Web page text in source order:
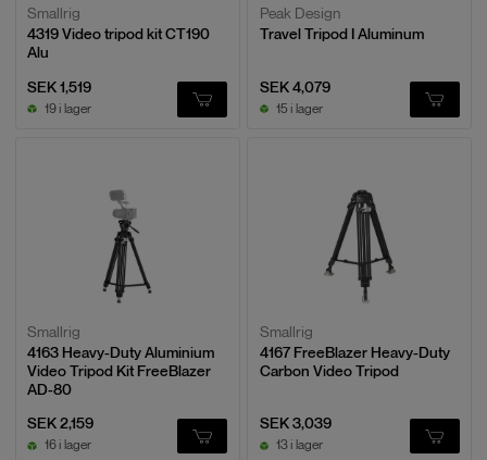
Smallrig
4319 Video tripod kit CT190
Alu
SEK 1,519
19 i lager
Peak Design
Travel Tripod I Aluminum
SEK 4,079
15 i lager
Smallrig
4163 Heavy-Duty Aluminium
Video Tripod Kit FreeBlazer
AD-80
SEK 2,159
16 i lager
Smallrig
4167 FreeBlazer Heavy-Duty
Carbon Video Tripod
SEK 3,039
13 i lager